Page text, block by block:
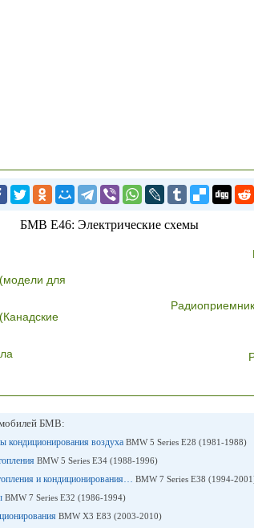
БМВ E46: Электрические схемы
для
БМВ:
кондиционирования воздуха BMW 5 Series E28 (1981-1988)
BMW 5 Series E34 (1988-1996)
и кондиционирования… BMW 7 Series E38 (1994-
BMW 7 Series E32 (1986-1994)
BMW X3 E83 (2003-2010)